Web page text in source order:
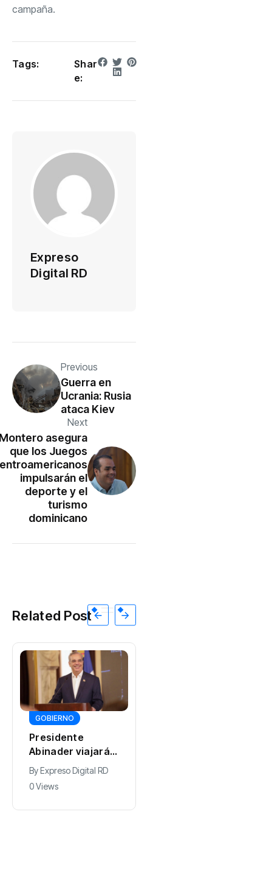
campaña.
Tags:
Shar
e:
Expreso
Digital RD
Previous
Guerra en
Ucrania: Rusia
ataca Kiev
Next
asegura
que los Juegos
impulsarán el
deporte y el
turismo
dominicano
Related Post
GOBIERNO
Presidente
Abinader viajará a
Colombia para
participar en la
toma de posesión
de Abelardo de la
ByExpreso Digital RD
0 Views